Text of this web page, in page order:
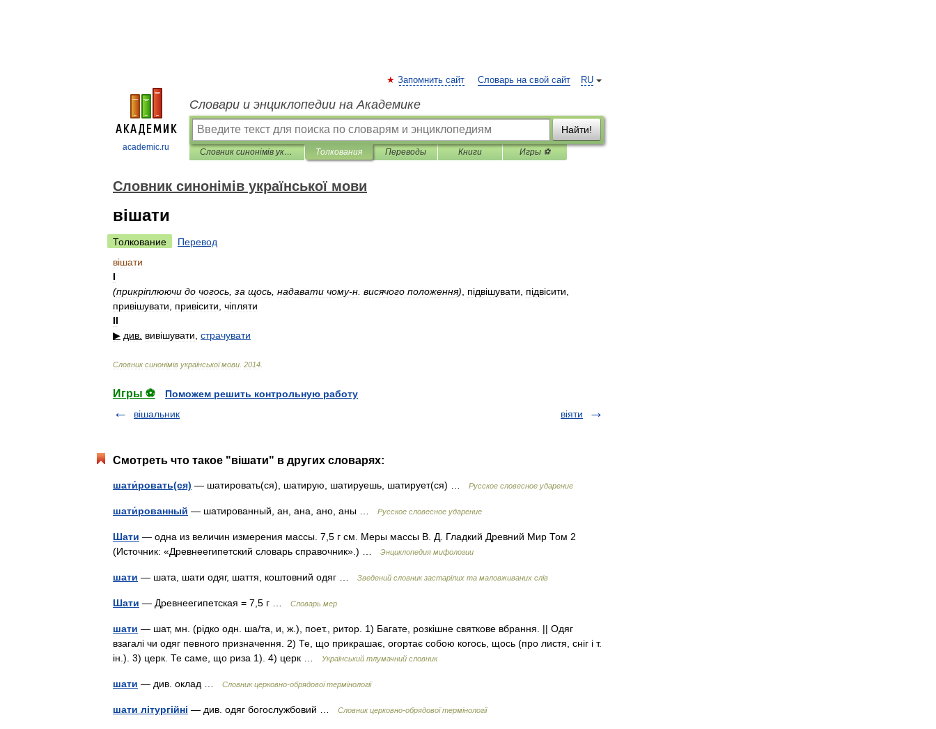
academic.ru
RU
Запомнить сайт Словарь на свой сайт
Словари и энциклопедии на Академике
Найти!
Словник синонімів української мови Толкования Переводы Книги Игры ⚽
Словник синонімів української мови
вішати
Толкование
Перевод
вішати
I
(прикріплюючи до чогось за щось надавати чому-н висячого положення) підвішувати підвісити
привішувати привісити чіпляти
II
▶ див вивішувати страчувати
Словник синонімів української мови 2014
Игры ⚽
Поможем решить контрольную работу
вішальник
віяти
Смотреть что такое "вішати" в других словарях:
шати́ровать(ся) — шатировать(ся), шатирую, шатируешь, шатирует(ся) … Русское словесное ударение
шати́рованный — шатированный, ан, ана, ано, аны … Русское словесное ударение
Шати — одна из величин измерения массы. 7,5 г см. Меры массы В. Д. Гладкий Древний Мир Том 2
(Источник: «Древнеегипетский словарь справочник».) …
Энциклопедия мифологии
шати — шата, шати одяг, шаття, коштовний одяг … Зведений словник застарілих та маловживаних слів
Шати — Древнеегипетская = 7,5 г … Словарь мер
шати — шат, мн. (рідко одн. ша/та, и, ж.), поет., ритор. 1) Багате, розкішне святкове вбрання. || Одяг
взагалі чи одяг певного призначення. 2) Те, що прикрашає, огортає собою когось, щось (про листя, сніг і т.
ін.). 3) церк. Те саме, що риза 1). 4) церк …
Український тлумачний словник
шати — див. оклад … Словник церковно-обрядової термінології
шати літургійні — див. одяг богослужбовий … Словник церковно-обрядової термінології